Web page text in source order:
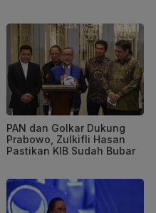
PAN dan Golkar Dukung
Prabowo, Zulkifli Hasan
Pastikan KIB Sudah Bubar